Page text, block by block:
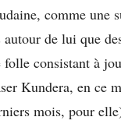
comme
de lui que
folle consistant à
Kundera, en ce
mois, pour